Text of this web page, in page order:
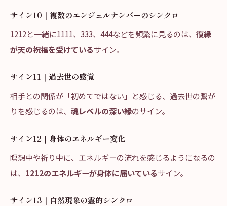
サイン10｜複数のエンジェルナンバーのシンクロ
1212と一緒に1111、333、444などを頻繁に見るのは、 復縁
が天の祝福を受けているサイン。
サイン11｜過去世の感覚
相手との関係が「初めてではない」と感じる、過去世の繋が
りを感じるのは、 魂レベルの深い縁のサイン。
サイン12｜身体のエネルギー変化
瞑想中や祈り中に、エネルギーの流れを感じるようになるの
は、 1212のエネルギーが身体に届いているサイン。
サイン13｜自然現象の霊的シンクロ